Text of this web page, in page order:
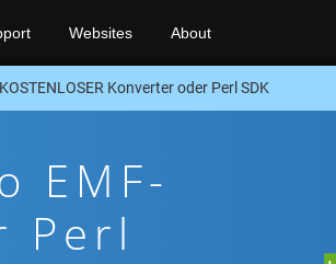
Websites About
Konverter oder Perl SDK
EMF-
Perl